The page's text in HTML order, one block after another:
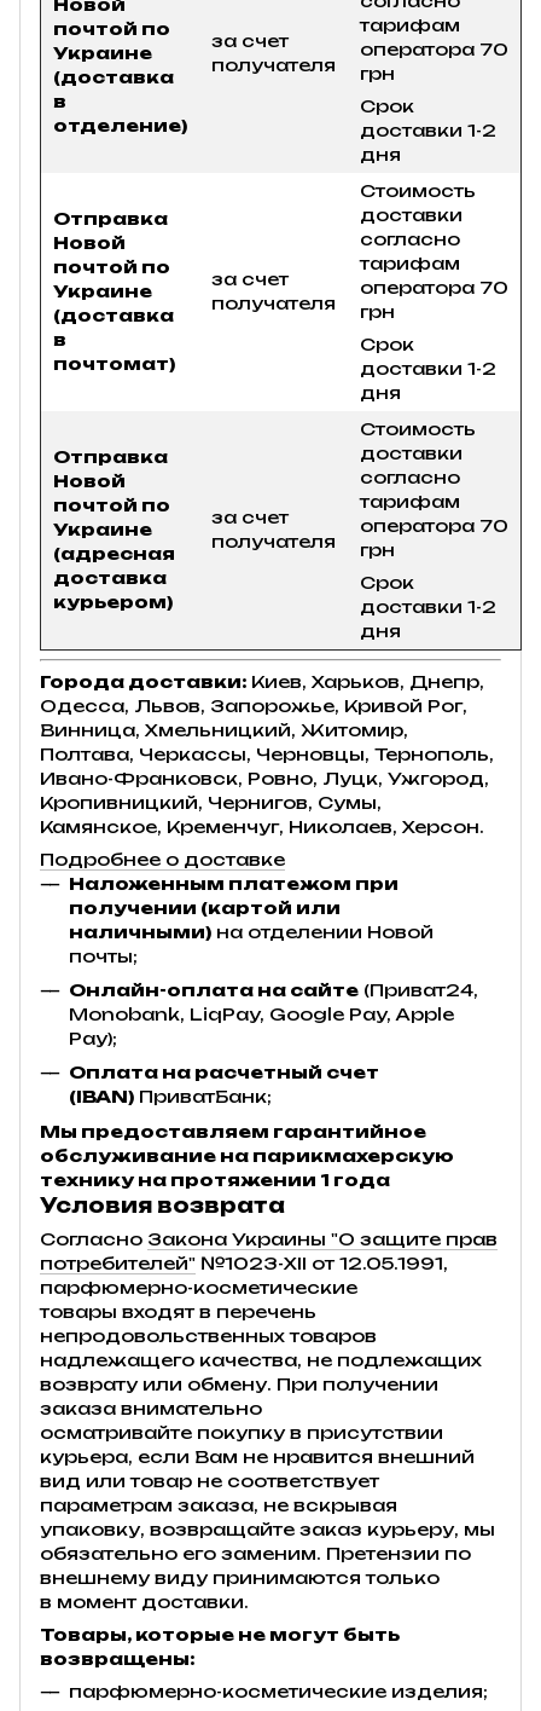
почтой по
Украине
(доставка
в
отделение)
за счет
получателя
тарифам
оператора 70
грн
Срок
доставки 1-2
дня
Отправка
Новой
почтой по
Украине
(доставка
в
почтомат)
за счет
получателя
Стоимость
доставки
согласно
тарифам
оператора 70
грн
Срок
доставки 1-2
дня
Отправка
Новой
почтой по
Украине
(адресная
доставка
курьером)
за счет
получателя
Стоимость
доставки
согласно
тарифам
оператора 70
грн
Срок
доставки 1-2
дня
Города доставки: Киев, Харьков, Днепр,
Одесса, Львов, Запорожье, Кривой Рог,
Винница, Хмельницкий, Житомир,
Полтава, Черкассы, Черновцы, Тернополь,
Ивано-Франковск, Ровно, Луцк, Ужгород,
Кропивницкий, Чернигов, Сумы,
Камянское, Кременчуг, Николаев, Херсон.
Подробнее о доставке
Наложенным платежом при
получении (картой или
наличными) на отделении Новой
почты;
Онлайн-оплата на сайте (Приват24,
Monobank, LiqPay, Google Pay, Apple
Pay);
Оплата на расчетный счет
(IBAN) ПриватБанк;
Мы предоставляем гарантийное
обслуживание на парикмахерскую
технику на протяжении 1 года
Условия возврата
Согласно Закона Украины "О защите прав
потребителей" №1023-XII от 12.05.1991,
парфюмерно-косметические
товары входят в перечень
непродовольственных товаров
надлежащего качества, не подлежащих
возврату или обмену. При получении
заказа внимательно
осматривайте покупку в присутствии
курьера, если Вам не нравится внешний
вид или товар не соответствует
параметрам заказа, не вскрывая
упаковку, возвращайте заказ курьеру, мы
обязательно его заменим. Претензии по
внешнему виду принимаются только
в момент доставки.
Товары, которые не могут быть
возвращены:
парфюмерно-косметические изделия;